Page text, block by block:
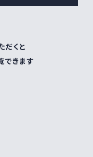
だくと
できます